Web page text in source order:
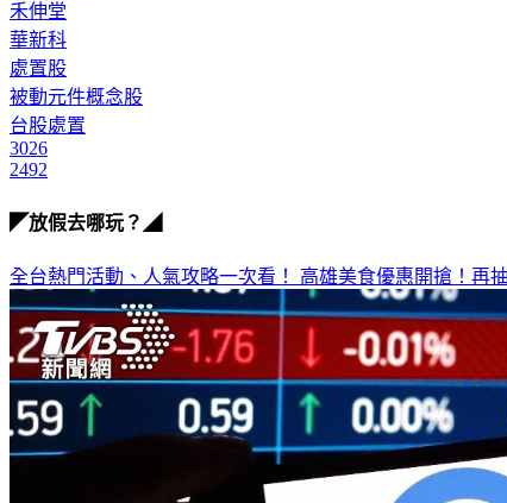
禾伸堂
華新科
處置股
被動元件概念股
台股處置
3026
2492
◤放假去哪玩？◢
全台熱門活動、人氣攻略一次看！ 高雄美食優惠開搶！再